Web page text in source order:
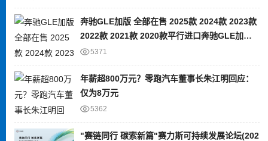
奔驰GLE加版 全部在售 2025款 2024款 2023款
2022款 2021款 2020款平行进口奔驰GLE加版
限时优惠 目前80万元起售
5371
年薪超800万元？零跑汽车董事长朱江明回应：
仅为8万元
5362
"赛链同行 碳索新篇"赛力斯可持续发展论坛(202